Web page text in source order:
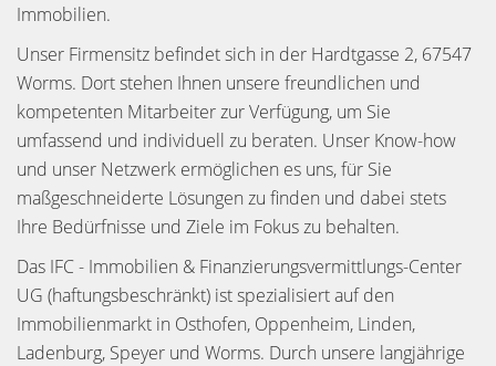
Immobilien.
Unser Firmensitz befindet sich in der Hardtgasse 2, 67547
Worms. Dort stehen Ihnen unsere freundlichen und
kompetenten Mitarbeiter zur Verfügung, um Sie
umfassend und individuell zu beraten. Unser Know-how
und unser Netzwerk ermöglichen es uns, für Sie
maßgeschneiderte Lösungen zu finden und dabei stets
Ihre Bedürfnisse und Ziele im Fokus zu behalten.
Das IFC - Immobilien & Finanzierungsvermittlungs-Center
UG (haftungsbeschränkt) ist spezialisiert auf den
Immobilienmarkt in Osthofen, Oppenheim, Linden,
Ladenburg, Speyer und Worms. Durch unsere langjährige